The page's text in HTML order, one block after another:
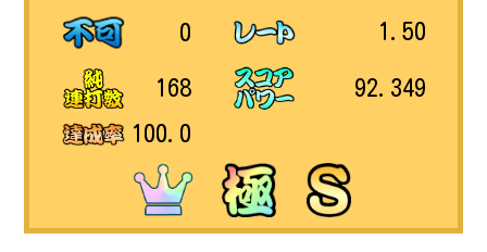
0
168
100.0
1.50
92.349